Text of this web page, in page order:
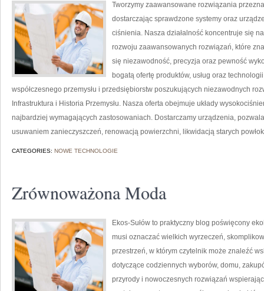
Tworzymy zaawansowane rozwiązania
dostarczając sprawdzone systemy oraz
ciśnienia. Nasza działalność koncentruje się
rozwoju zaawansowanych rozwiązań, które
się niezawodność, precyzja oraz pewność
bogatą ofertę produktów, usług oraz
współczesnego przemysłu i przedsiębiorstw poszukujących niezawodnych
Infrastruktura i Historia Przemysłu. Nasza oferta obejmuje układy
najbardziej wymagających zastosowaniach. Dostarczamy urządzenia,
usuwaniem zanieczyszczeń, renowacją powierzchni, likwidacją starych
CATEGORIES: NOWE TECHNOLOGIE
Zrównoważona Moda
Ekos-Sułów to praktyczny blog poświęcony
musi oznaczać wielkich wyrzeczeń,
przestrzeń, w którym czytelnik może znaleźć
dotyczące codziennych wyborów, domu,
przyrody i nowoczesnych rozwiązań